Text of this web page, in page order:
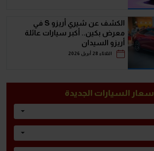
الكشف عن شيري أريزو S في
معرض بكين.. أكبر سيارات عائلة
أريزو السيدان
الثلاثاء 28 أبريل 2026
أسعار السيارات الجديدة